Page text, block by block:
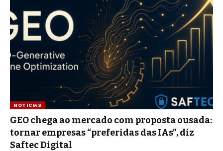
NOTÍCIAS
GEO chega ao mercado com proposta ousada:
tornar empresas “preferidas das IAs”, diz
Saftec Digital